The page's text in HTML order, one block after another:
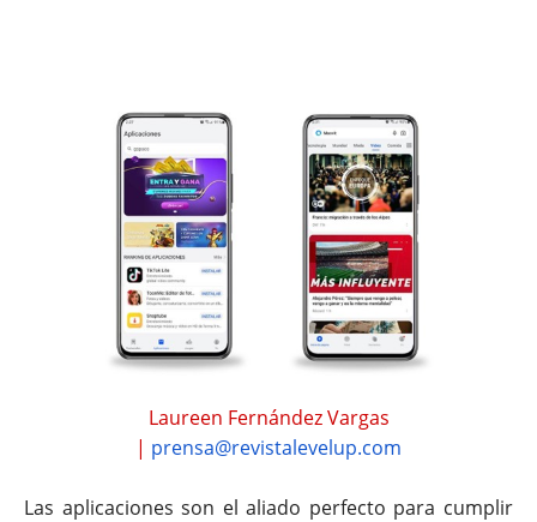
Laureen Fernández Vargas
| prensa@revistalevelup.com
Las aplicaciones son el aliado perfecto para cumplir